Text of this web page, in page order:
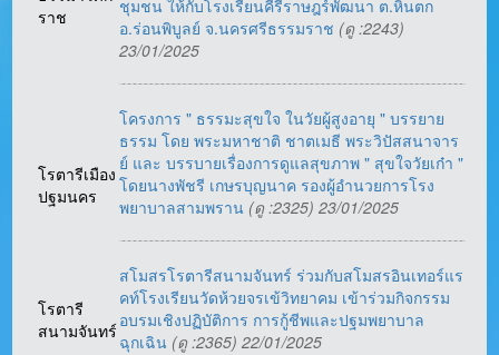
ราช
ชุมชน ให้กับโรงเรียนคีรีราษฎร์พัฒนา ต.หินตก
อ.ร่อนพิบูลย์ จ.นครศรีธรรมราช (ดู :2243)
23/01/2025
โรตารีเมือง
ปฐมนคร
โครงการ " ธรรมะสุขใจ ในวัยผู้สูงอายุ " บรรยาย
ธรรม โดย พระมหาชาติ ชาตเมธี พระวิปัสสนาจาร
ย์ และ บรรบายเรื่องการดูแลสุขภาพ " สุขใจวัยเก๋า "
โดยนางพัชรี เกษรบุญนาค รองผู้อำนวยการโรง
พยาบาลสามพราน (ดู :2325) 23/01/2025
โรตารี
สนามจันทร์
สโมสรโรตารีสนามจันทร์ ร่วมกับสโมสรอินเทอร์แร
คท์โรงเรียนวัดห้วยจรเข้วิทยาคม เข้าร่วมกิจกรรม
อบรมเชิงปฏิบัติการ การกู้ชีพและปฐมพยาบาล
ฉุกเฉิน (ดู :2365) 22/01/2025